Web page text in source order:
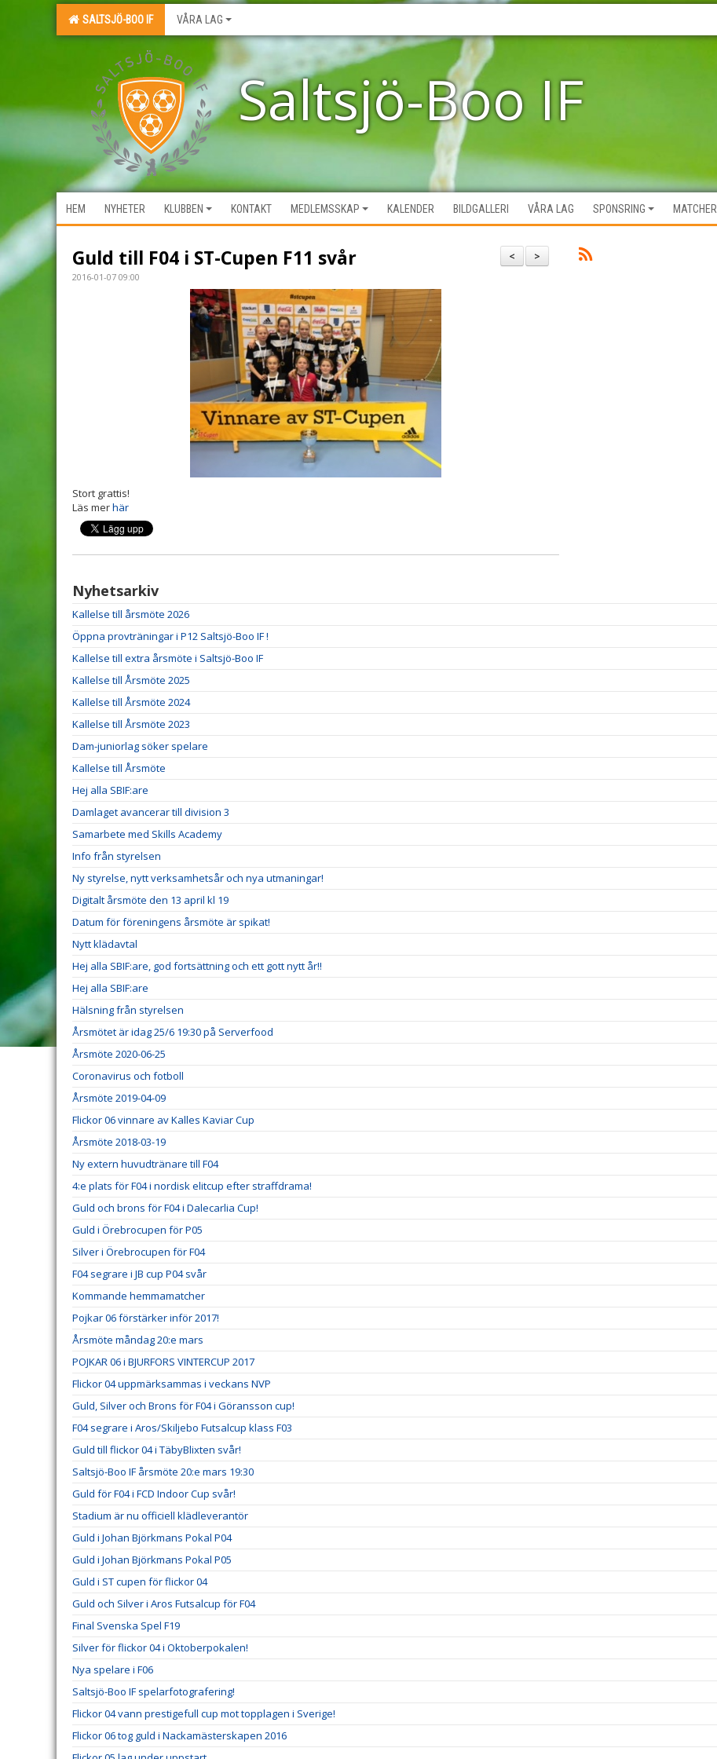
SALTSJÖ-BOO IF VÅRA LAG
Saltsjö-Boo IF
HEM NYHETER KLUBBEN KONTAKT MEDLEMSSKAP KALENDER BILDGALLERI VÅRA LAG SPONSRING MATCHER
>
<
Guld till F04 i ST-Cupen F11 svår
2016-01-07 09:00
Stort grattis!
Läs merhär
Nyhetsarkiv
Kallelse till årsmöte 2026
Öppna provträningar i P12 Saltsjö-Boo IF !
Kallelse till extra årsmöte i Saltsjö-Boo IF
Kallelse till Årsmöte 2025
Kallelse till Årsmöte 2024
Kallelse till Årsmöte 2023
Dam-juniorlag söker spelare
Kallelse till Årsmöte
Hej alla SBIF:are
Damlaget avancerar till division 3
Samarbete med Skills Academy
Info från styrelsen
Ny styrelse, nytt verksamhetsår och nya utmaningar!
Digitalt årsmöte den 13 april kl 19
Datum för föreningens årsmöte är spikat!
Nytt klädavtal
Hej alla SBIF:are, god fortsättning och ett gott nytt år!!
Hej alla SBIF:are
Hälsning från styrelsen
Årsmötet är idag 25/6 19:30 på Serverfood
Årsmöte 2020-06-25
Coronavirus och fotboll
Årsmöte 2019-04-09
Flickor 06 vinnare av Kalles Kaviar Cup
Årsmöte 2018-03-19
Ny extern huvudtränare till F04
4:e plats för F04 i nordisk elitcup efter straffdrama!
Guld och brons för F04 i Dalecarlia Cup!
Guld i Örebrocupen för P05
Silver i Örebrocupen för F04
F04 segrare i JB cup P04 svår
Kommande hemmamatcher
Pojkar 06 förstärker inför 2017!
Årsmöte måndag 20:e mars
POJKAR 06 i BJURFORS VINTERCUP 2017
Flickor 04 uppmärksammas i veckans NVP
Guld, Silver och Brons för F04 i Göransson cup!
F04 segrare i Aros/Skiljebo Futsalcup klass F03
Guld till flickor 04 i TäbyBlixten svår!
Saltsjö-Boo IF årsmöte 20:e mars 19:30
Guld för F04 i FCD Indoor Cup svår!
Stadium är nu officiell klädleverantör
Guld i Johan Björkmans Pokal P04
Guld i Johan Björkmans Pokal P05
Guld i ST cupen för flickor 04
Guld och Silver i Aros Futsalcup för F04
Final Svenska Spel F19
Silver för flickor 04 i Oktoberpokalen!
Nya spelare i F06
Saltsjö-Boo IF spelarfotografering!
Flickor 04 vann prestigefull cup mot topplagen i Sverige!
Flickor 06 tog guld i Nackamästerskapen 2016